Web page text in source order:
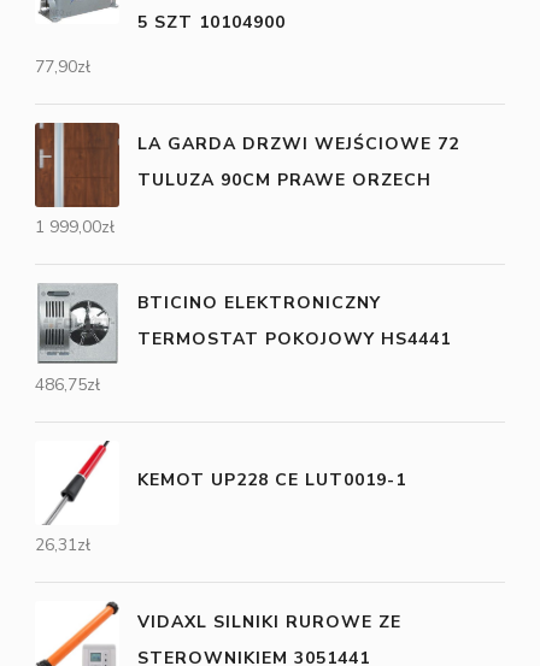
5 SZT 10104900
77,90zł
LA GARDA DRZWI WEJŚCIOWE 72
TULUZA 90CM PRAWE ORZECH
1 999,00zł
BTICINO ELEKTRONICZNY
TERMOSTAT POKOJOWY HS4441
486,75zł
KEMOT UP228 CE LUT0019-1
26,31zł
VIDAXL SILNIKI RUROWE ZE
STEROWNIKIEM 3051441